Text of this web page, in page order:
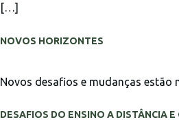
[…]
NOVOS HORIZONTES
Novos desafios e mudanças estão
DESAFIOS DO ENSINO A DISTÂNCIA